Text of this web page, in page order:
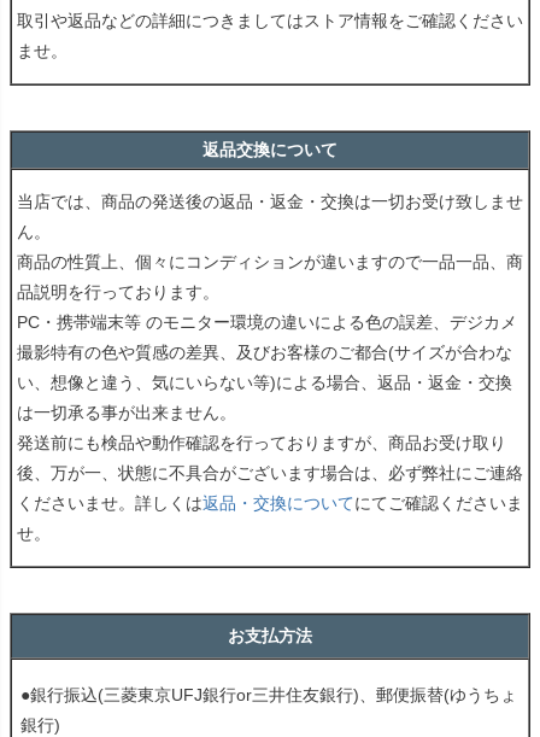
取引や返品などの詳細につきましてはストア情報をご確認ください
ませ。
返品交換について
当店では、商品の発送後の返品・返金・交換は一切お受け致しませ
ん。
商品の性質上、個々にコンディションが違いますので一品一品、商
品説明を行っております。
PC・携帯端末等 のモニター環境の違いによる色の誤差、デジカメ
撮影特有の色や質感の差異、及びお客様のご都合(サイズが合わな
い、想像と違う、気にいらない等)による場合、返品・返金・交換
は一切承る事が出来ません。
発送前にも検品や動作確認を行っておりますが、商品お受け取り
後、万が一、状態に不具合がございます場合は、必ず弊社にご連絡
くださいませ。詳しくは返品・交換についてにてご確認くださいま
せ。
お支払方法
●銀行振込(三菱東京UFJ銀行or三井住友銀行)、郵便振替(ゆうちょ
銀行)